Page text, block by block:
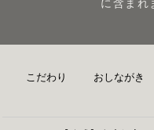
に含まれ
こだわり おしながき